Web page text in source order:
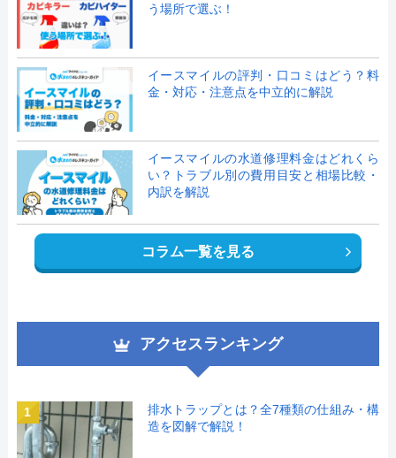
う場所で選ぶ！
イースマイルの評判・口コミはどう？料
金・対応・注意点を中立的に解説
イースマイルの水道修理料金はどれくら
い？トラブル別の費用目安と相場比較・
内訳を解説
コラム一覧を見る
アクセスランキング
1
排水トラップとは？全7種類の仕組み・構
造を図解で解説！